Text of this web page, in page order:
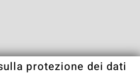
protezione dei dati